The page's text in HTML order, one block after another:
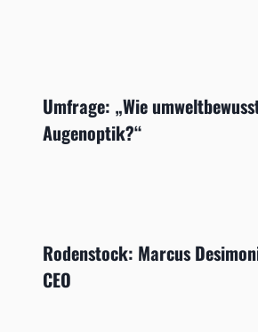
Umfrage: „Wie
Augenoptik?“
Rodenstock: Marcus
CEO